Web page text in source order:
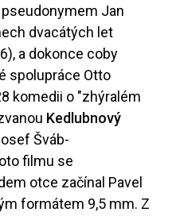
Jan
dvacátých let
a dokonce coby
spolupráce Otto
komedii o "zhýralém
Kedlubnový
Šváb-
filmu se
otce začínal Pavel
formátem 9,5 mm. Z